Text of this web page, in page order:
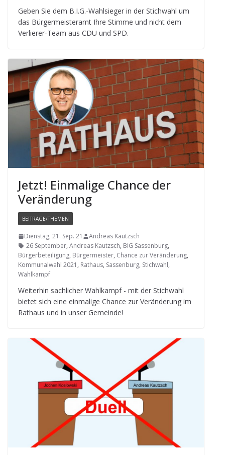
Geben Sie dem B.I.G.-Wahlsieger in der Stich­wahl um
das Bür­ger­meis­ter­amt Ihre Stimme und nicht dem
Ver­lie­rer-Team aus CDU und SPD.
Jetzt! Ein­ma­lige Chance der
Veränderung
BEITRÄGE/THEMEN
Dienstag, 21. Sep. 21
Andreas Kautzsch
26 September, Andreas Kautzsch, BIG Sassenburg,
Bürgerbeteiligung, Bürgermeister, Chance zur Veränderung,
Kommunalwahl 2021 , Rathaus, Sassenburg, Stichwahl,
Wahlkampf
Wei­ter­hin sach­li­cher Wahl­kampf - mit der Stich­wahl
bie­tet sich eine ein­ma­lige Chance zur Ver­än­de­rung im
Rat­haus und in unser Gemeinde!